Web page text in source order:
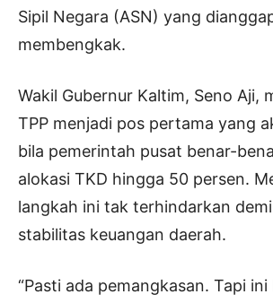
Sipil Negara (ASN) yang
membengkak.
Wakil Gubernur Kaltim, Seno Aji,
TPP menjadi pos pertama yang
bila pemerintah pusat benar-
alokasi TKD hingga 50 persen.
langkah ini tak terhindarkan
stabilitas keuangan daerah.
“Pasti ada pemangkasan. Tapi ini